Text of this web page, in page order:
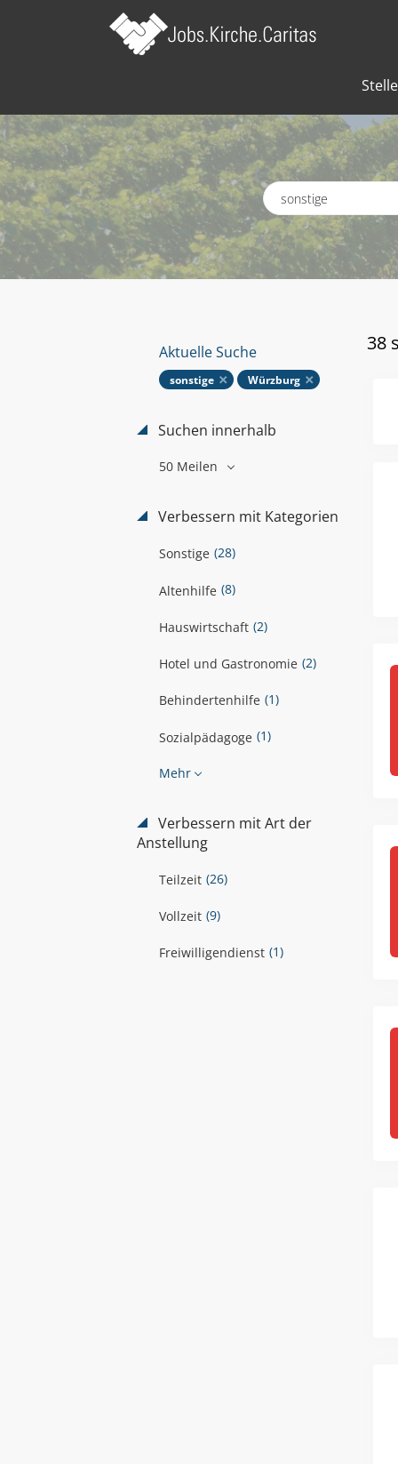
Schlagworte
38
Aktuelle Suche
sonstige Würzburg
Suchen innerhalb
50 Meilen
Verbessern mit Kategorien
Sonstige (28)
Altenhilfe (8)
Hauswirtschaft (2)
Hotel und Gastronomie (2)
Behindertenhilfe (1)
Sozialpädagoge (1)
Mehr
Verbessern mit Art der
Anstellung
Teilzeit (26)
Vollzeit (9)
Freiwilligendienst (1)